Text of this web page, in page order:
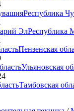
Республика
Республика
Пензенская
Ульяновская
Тамбовская